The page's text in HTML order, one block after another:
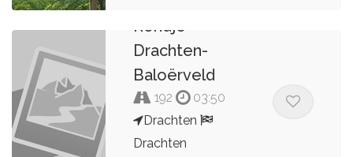
Johannes
Rondje
Drachten-
Baloërveld
192
03:50
Drachten
Drachten